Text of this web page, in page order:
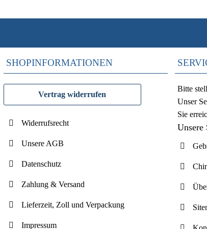
SHOPINFORMATIONEN
Vertrag widerrufen
Widerrufsrecht
Unsere AGB
Datenschutz
Zahlung & Versand
Lieferzeit, Zoll und Verpackung
Impressum
Bitte
Unser
Sie
Unsere